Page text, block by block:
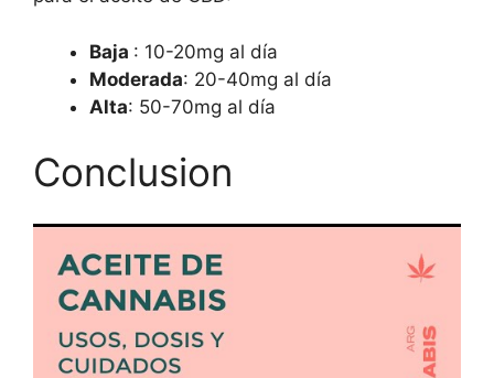
Baja : 10-20mg al día
Moderada: 20-40mg al día
Alta: 50-70mg al día
Conclusion